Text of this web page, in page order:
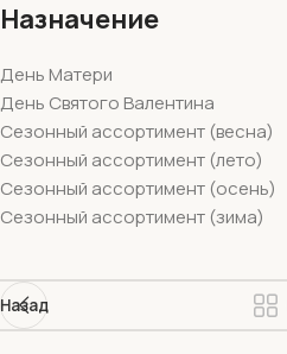
Назначение
День Матери
День Святого Валентина
Сезонный ассортимент (весна)
Сезонный ассортимент (лето)
Сезонный ассортимент (осень)
Сезонный ассортимент (зима)
Назад